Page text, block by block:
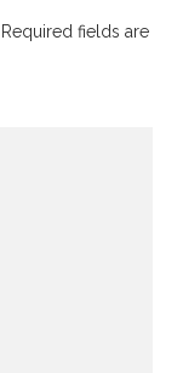
Required fields are